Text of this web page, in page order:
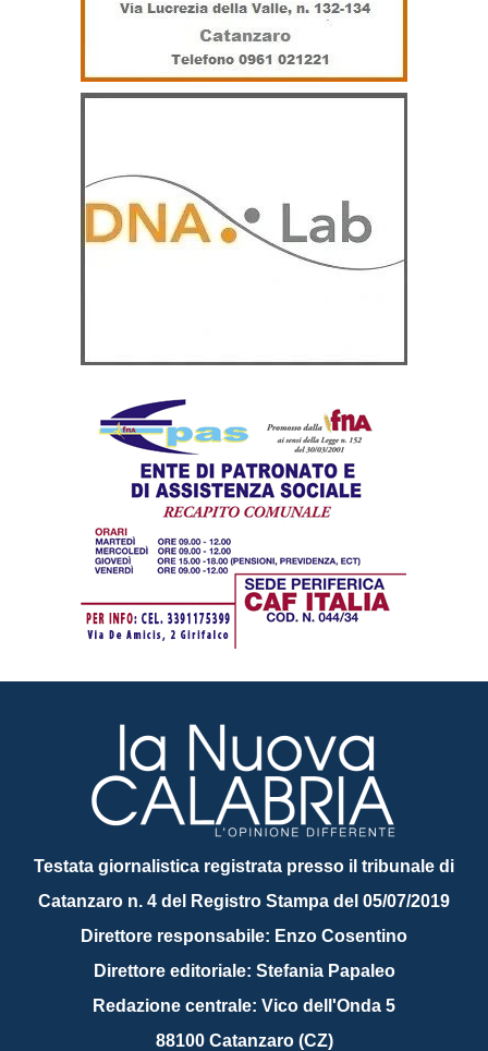
Testata giornalistica registrata presso il tribunale di
Catanzaro n. 4 del Registro Stampa del 05/07/2019
Direttore responsabile: Enzo Cosentino
Direttore editoriale: Stefania Papaleo
Redazione centrale: Vico dell'Onda 5
88100 Catanzaro (CZ)